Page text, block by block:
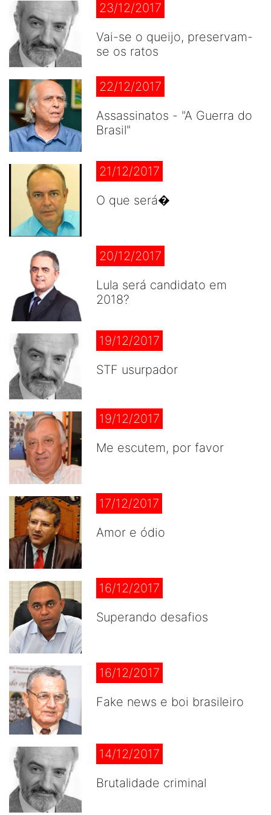
23/12/2017
Vai-se o queijo, preservam-
se os ratos
22/12/2017
Assassinatos - "A Guerra do
Brasil"
21/12/2017
O que será�
20/12/2017
Lula será candidato em
2018?
19/12/2017
STF usurpador
19/12/2017
Me escutem, por favor
17/12/2017
Amor e ódio
16/12/2017
Superando desafios
16/12/2017
Fake news e boi brasileiro
14/12/2017
Brutalidade criminal